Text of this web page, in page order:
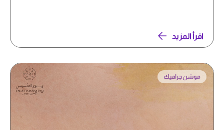
اقرأ المزيد
موشن جرافيك